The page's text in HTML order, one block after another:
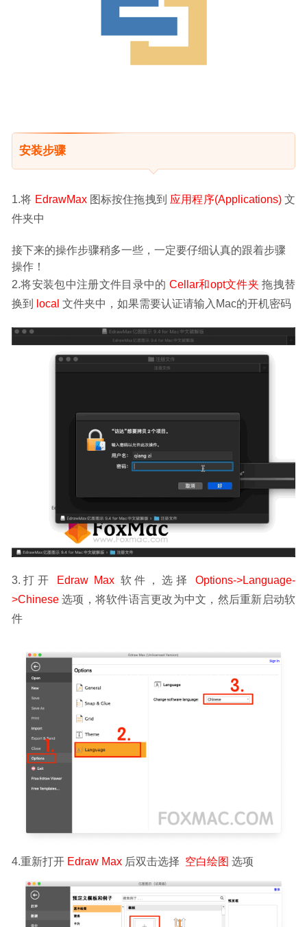
安装步骤
1.将 EdrawMax 图标按住拖拽到 应用程序(Applications) 文
件夹中
接下来的操作步骤稍多一些，一定要仔细认真的跟着步骤
操作！
2.将安装包中注册文件目录中的 Cellar和opt文件夹 拖拽替
换到
local 文件夹中，如果需要认证请输入Mac的开机密码
3.打开 Edraw Max 软件，选择 Options->Language-
>Chinese 选项，将软件语言更改为中文，然后重新启动软
件
4.重新打开 Edraw Max 后双击选择 空白绘图 选项